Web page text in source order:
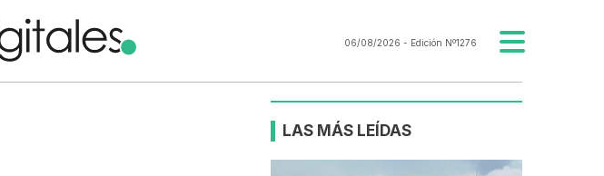
06/08/2026 - Edición Nº1276
LAS MÁS LEÍDAS